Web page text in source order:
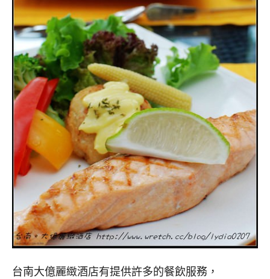
台南大億麗緻酒店有提供許多的餐飲服務，